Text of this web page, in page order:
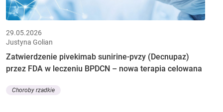
29.05.2026
Justyna Golian
Zatwierdzenie pivekimab sunirine-pvzy (Decnupaz)
przez FDA w leczeniu BPDCN – nowa terapia celowana
Choroby rzadkie